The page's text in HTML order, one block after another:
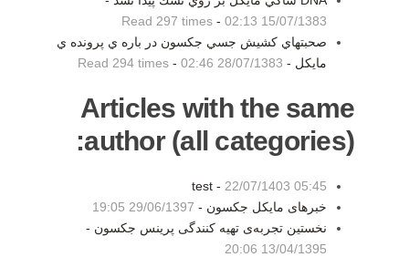
15/07/1383 02:13
-
Read 297 times
صحبتهاي كشيش جسي جكسون در باره ي پرونده ي
مايكل - 28/07/1383 02:46
-
Read 294 times
Articles with the same
author (all categories):
test - 22/07/1403 05:45
خبرهای مایکل جکسون - 29/06/1397 19:05
نخستین تجربه‌ی تهیه کنندگی پرینس جکسون -
13/04/1395 20:06